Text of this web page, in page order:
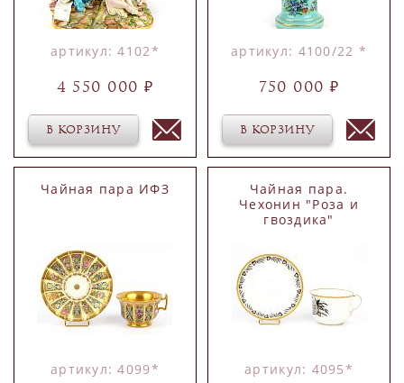
артикул: 4102*
4 550 000 ₽
В КОРЗИНУ
артикул: 4100/22 *
750 000 ₽
В КОРЗИНУ
Чайная пара ИФЗ
артикул: 4099*
Чайная пара.
Чехонин "Роза и
гвоздика"
артикул: 4095*